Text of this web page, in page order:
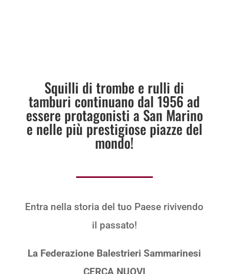
Squilli di trombe e rulli di
tamburi continuano dal 1956 ad
essere protagonisti a San Marino
e nelle più prestigiose piazze del
mondo!
Entra nella storia del tuo Paese rivivendo
il passato!
La Federazione Balestrieri Sammarinesi